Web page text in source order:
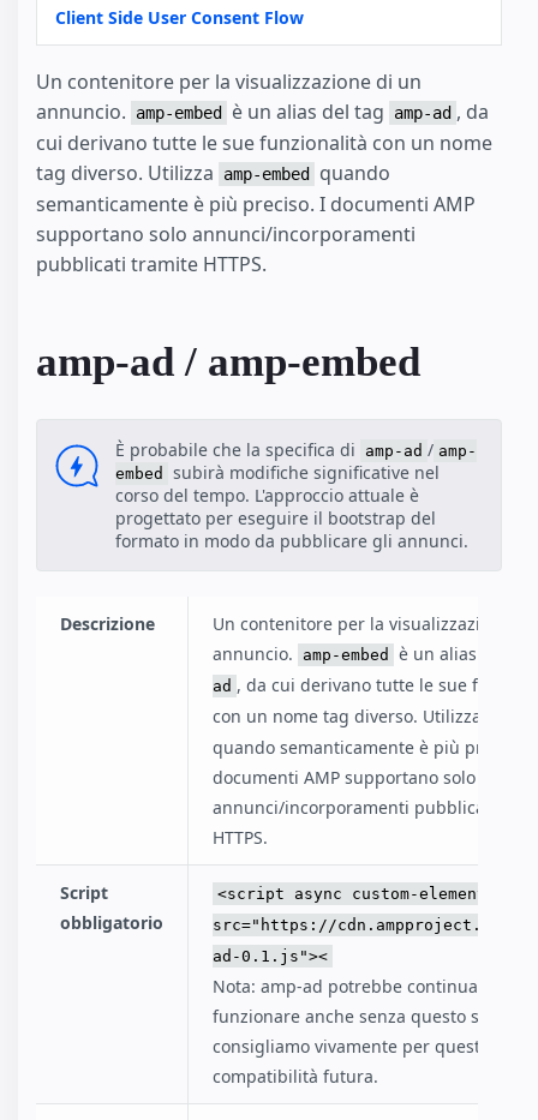
Client Side User Consent Flow
Un contenitore per la visualizzazione di un
annuncio.
amp-embed è un alias del tag amp-ad , da
cui derivano tutte le sue funzionalità con un nome
tag diverso. Utilizza
amp-embed quando
semanticamente è più preciso. I documenti AMP
supportano solo annunci/incorporamenti
pubblicati tramite HTTPS.
amp-ad / amp-embed
È probabile che la specifica di amp-ad / amp-
embed
subirà modifiche significative nel
corso del tempo. L'approccio attuale è
progettato per eseguire il bootstrap del
formato in modo da pubblicare gli annunci.
Descrizione
Un contenitore per la visualizzazione di
annuncio.
amp-embed è un alias del
ad , da cui derivano tutte le sue
con un nome tag diverso. Utilizza
quando semanticamente è più preciso. I
documenti AMP supportano solo
annunci/incorporamenti pubblicati
HTTPS.
Script
obbligatorio
<script async custom-
src="https://cdn.ampproject.org/
ad-0.1.js"><
Nota: amp-ad potrebbe continuare a
funzionare anche senza questo script,
consigliamo vivamente per questioni di
compatibilità futura.